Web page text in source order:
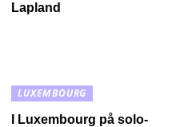
Lapland
LUXEMBOURG
I Luxembourg på solo-